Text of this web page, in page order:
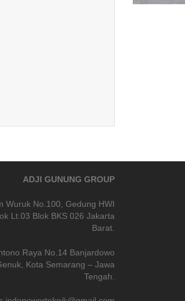
ADJI GUNUNG GROUP
Wuruk No.100, Gedung HWI
Lt.03 Blok BKS 026 Jakarta
Barat.
Raya No.14 Banjardowo
Kota Semarang – Jawa
Tengah.